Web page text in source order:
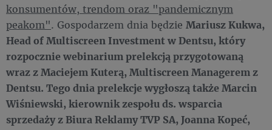
konsumentów, trendom oraz "pandemicznym
peakom". Gospodarzem dnia będzie Mariusz Kukwa,
Head of Multiscreen Investment w Dentsu, który
rozpocznie webinarium prelekcją przygotowaną
wraz z Maciejem Kuterą, Multiscreen Managerem z
Dentsu. Tego dnia prelekcje wygłoszą także Marcin
Wiśniewski, kierownik zespołu ds. wsparcia
sprzedaży z Biura Reklamy TVP SA, Joanna Kopeć,